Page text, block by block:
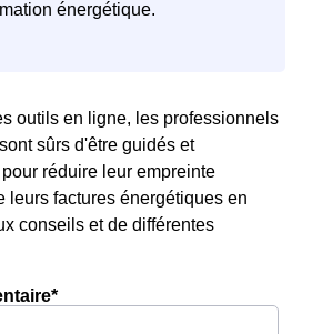
outils en ligne, les professionnels
sûrs d'être guidés et
réduire leur empreinte
leurs factures énergétiques en
conseils et de différentes